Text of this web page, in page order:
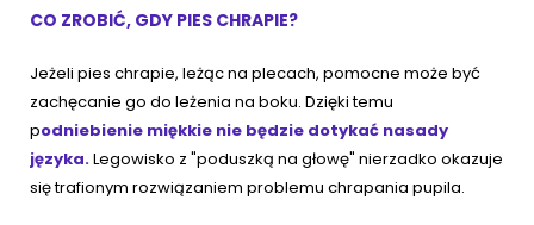
CO ZROBIĆ, GDY PIES CHRAPIE?
Jeżeli pies chrapie, leżąc na plecach, pomocne może być
zachęcanie go do leżenia na boku. Dzięki temu
podniebienie miękkie nie będzie dotykać nasady
języka.Legowisko z "poduszką na głowę" nierzadko okazuje
się trafionym rozwiązaniem problemu chrapania pupila.